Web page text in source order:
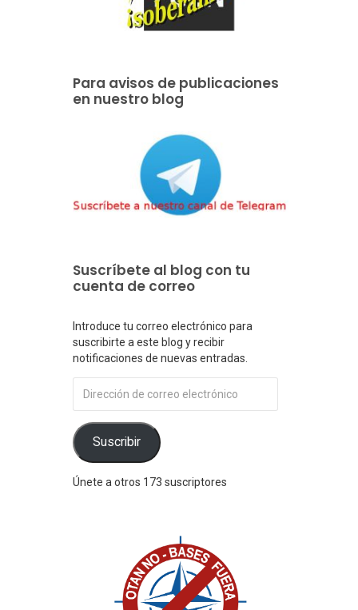
Para avisos de publicaciones
en nuestro blog
Suscríbete al blog con tu
cuenta de correo
Introduce tu correo electrónico para
suscribirte a este blog y recibir
notificaciones de nuevas entradas.
de
correo
electrónico
Suscribir
Únete a otros 173 suscriptores